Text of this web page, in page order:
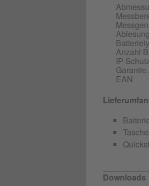
Ablesung
Anzahl
IP-
Garantie
EAN
Tasche
Downloads